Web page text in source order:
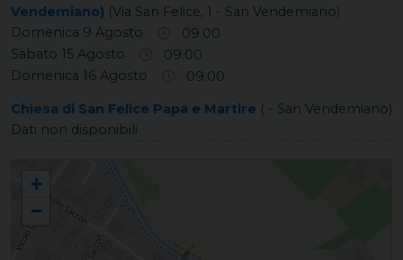
Vendemiano) (Via San Felice, 1 - San Vendemiano)
Domenica 9 Agosto
09.00
Sabato 15 Agosto
09.00
Domenica 16 Agosto
09.00
Chìesa di San Felice Papa e Martire ( - San Vendemiano)
Dati non disponibili
SACCON Santi Felice e Rocco
+
−